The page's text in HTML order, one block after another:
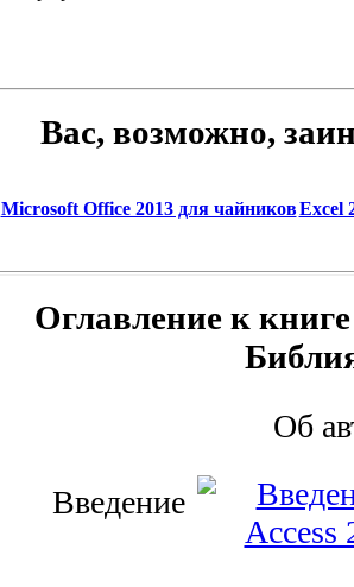
Вас, возможно,
Microsoft Office 2013 для чайниковExcel
Оглавление к
Об
Введение